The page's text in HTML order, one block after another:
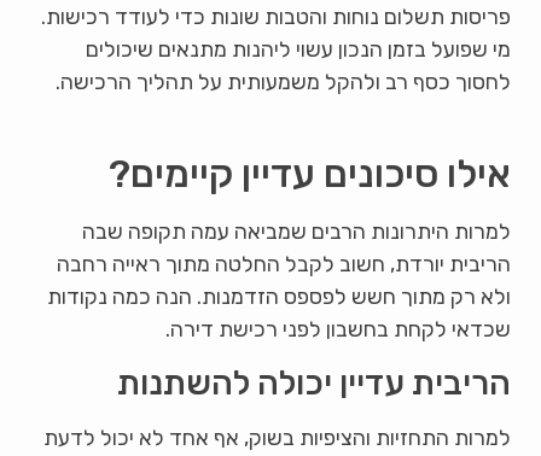
פריסות תשלום נוחות והטבות שונות כדי לעודד רכישות.
מי שפועל בזמן הנכון עשוי ליהנות מתנאים שיכולים
לחסוך כסף רב ולהקל משמעותית על תהליך הרכישה.
אילו סיכונים עדיין קיימים?
למרות היתרונות הרבים שמביאה עמה תקופה שבה
הריבית יורדת, חשוב לקבל החלטה מתוך ראייה רחבה
ולא רק מתוך חשש לפספס הזדמנות. הנה כמה נקודות
שכדאי לקחת בחשבון לפני רכישת דירה.
הריבית עדיין יכולה להשתנות
למרות התחזיות והציפיות בשוק, אף אחד לא יכול לדעת